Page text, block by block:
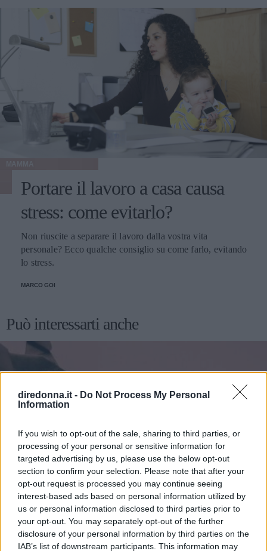
diredonna.it - Do Not Process My Personal
Information
If you wish to opt-out of the sale, sharing to third parties, or
processing of your personal or sensitive information for
targeted advertising by us, please use the below opt-out
section to confirm your selection. Please note that after your
opt-out request is processed you may continue seeing
interest-based ads based on personal information utilized by
us or personal information disclosed to third parties prior to
your opt-out. You may separately opt-out of the further
disclosure of your personal information by third parties on the
IAB’s list of downstream participants. This information may
Portare il lavoro a casa causa
stress: come evitarlo?
Non riuscite a separare il lavoro dalla vostra vita
personale? Ecco qualche consiglio su come farlo, evitando
lo stress.
MARCO GOI
Può interessarti anche